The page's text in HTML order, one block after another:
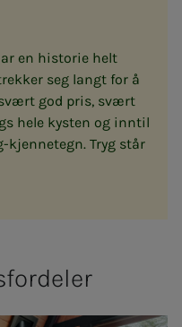
en historie helt
seg langt for å
god pris, svært
hele kysten og inntil
kjennetegn. Tryg står